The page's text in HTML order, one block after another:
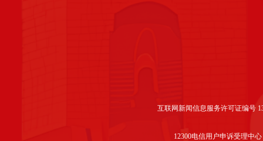
互联网新闻信息服务许可证编号
12300电信用户申诉受理中心